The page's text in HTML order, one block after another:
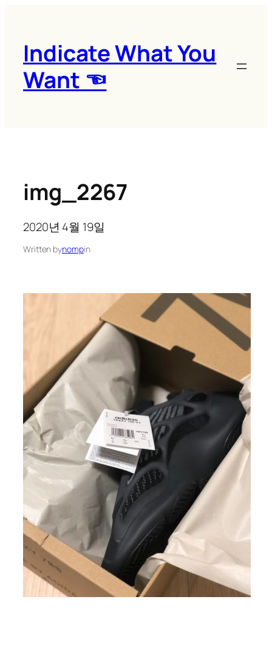
Indicate What You
Want ☜
img_2267
2020년 4월 19일
Written bynompin